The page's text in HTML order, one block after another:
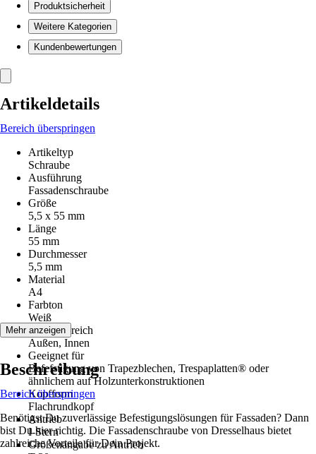
Produktsicherheit
Weitere Kategorien
Kundenbewertungen
Artikeldetails
Bereich überspringen
Artikeltyp
Schraube
Ausführung
Fassadenschraube
Größe
5,5 x 55 mm
Länge
55 mm
Durchmesser
5,5 mm
Material
A4
Farbton
Weiß
Einsatzbereich
Außen, Innen
Geeignet für
Befefstigung von Trapezblechen, Trespaplatten® oder
ähnlichem auf Holzunterkonstruktionen
Kopfform
Flachrundkopf
Antrieb
I-Stern
Größenangabe zu Antrieb
Mehr anzeigen
Beschreibung
Bereich überspringen
Benötigst Du zuverlässige Befestigungslösungen für Fassaden? Dann
bist Du hier richtig. Die Fassadenschraube von Dresselhaus bietet
zahlreiche Vorteile für Dein Projekt.